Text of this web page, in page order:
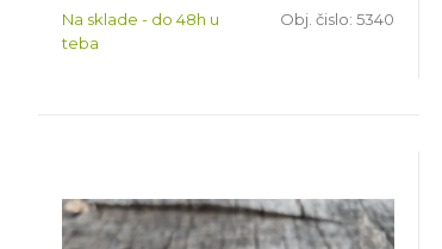
Na sklade - do 48h u
teba
Obj. čislo: 5340